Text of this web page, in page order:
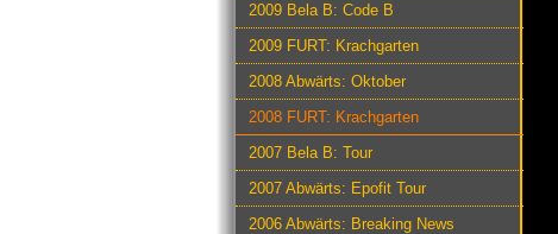
2009 Bela B: Code B
2009 FURT: Krachgarten
2008 Abwärts: Oktober
2008 FURT: Krachgarten
2007 Bela B: Tour
2007 Abwärts: Epofit Tour
2006 Abwärts: Breaking News